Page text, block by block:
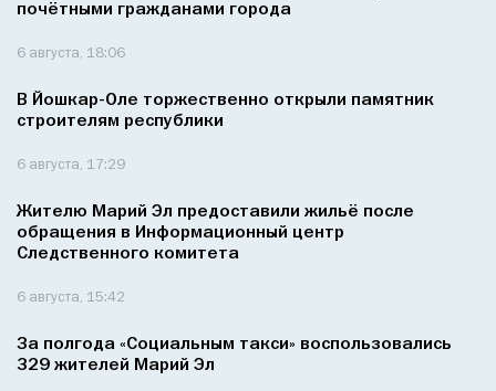
почётными гражданами города
6 августа, 18:06
В Йошкар-Оле торжественно открыли памятник
строителям республики
6 августа, 17:29
Жителю Марий Эл предоставили жильё после
обращения в Информационный центр
Следственного комитета
6 августа, 15:42
За полгода «Социальным такси» воспользовались
329 жителей Марий Эл